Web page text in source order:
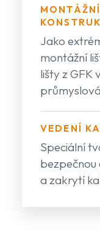
Jako
montážní
lišty z GFK
VEDENÍ
Speciální
a zakrytí